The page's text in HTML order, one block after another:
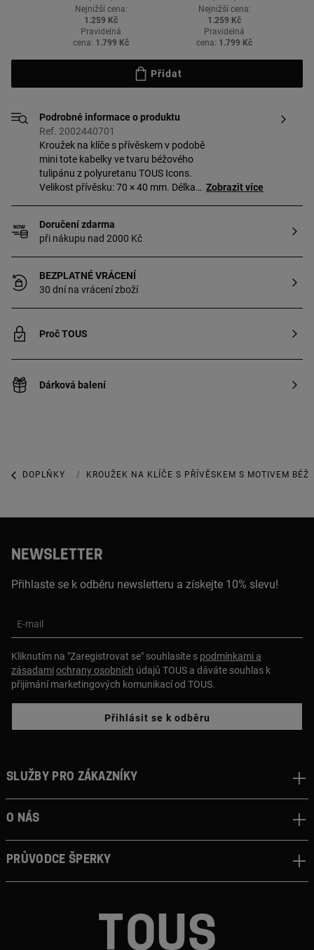
Nejnižší cena:
1.259 Kč
Pravidelná
cena: 1.799 Kč
Nejnižší cena:
1.259 Kč
Pravidelná
cena: 1.799 Kč
Přidat
Podrobné informace o produktu
Ref. 2002440701
Kroužek na klíče s přívěskem v podobě
mini tote kabelky ve tvaru béžového
tulipánu z polyuretanu TOUS Icons.
Velikost přívěsku: 70 × 40 mm. Délka
Zobrazit více
Doručení zdarma
při nákupu nad 2000 Kč
BEZPLATNÉ VRÁCENÍ
30 dní na vrácení zboží
Proč TOUS
Dárková balení
DOPLŇKY KROUŽKY NA KLÍČE A PŘÍVĚSKY NA KABELKY
KROUŽEK NA KLÍČE S PŘÍVĚSKEM S MOTIVEM
NEWSLETTER
Přihlaste se k odběru newsletteru a získejte 10% slevu!
E-mail
Kliknutím na "Zaregistrovat se" souhlasíte s podmínkami a
zásadamiochrany osobních údajů TOUS a dáváte souhlas k
přijímání marketingových komunikací od TOUS.
Přihlásit se k odběru
Služby pro zákazníky
O nás
Průvodce šperky